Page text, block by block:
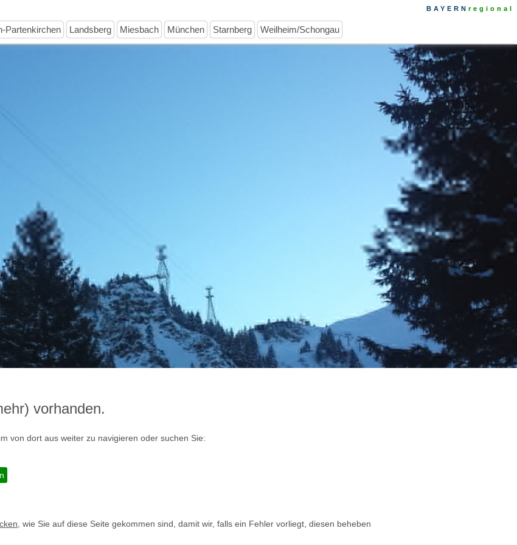
BAYERN regional
Partenkirchen Landsberg Miesbach München Starnberg Weilheim/Schongau
vorhanden.
von dort aus weiter zu navigieren oder suchen Sie:
, wie Sie auf diese Seite gekommen sind, damit wir, falls ein Fehler vorliegt, diesen beheben